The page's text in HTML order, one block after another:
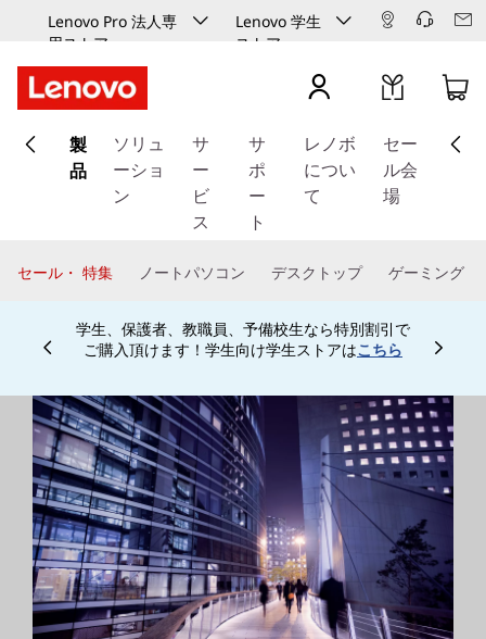
Lenovo Pro 法人専
用ストア
Lenovo 学生
ストア
イ
ン
ッ
プ
す
る
製
品
ソリュ
ーショ
ン
サ
ー
ビ
ス
サ
ポ
ー
ト
レノボ
につい
て
セー
ル会
場
セール・ 特集 ノートパソコン デスクトップ ゲーミング
学生、保護者、教職員、予備校生なら特別割引で
ご購入頂けます！学生向け学生ストアはこちら
Currently displaying item 4 of